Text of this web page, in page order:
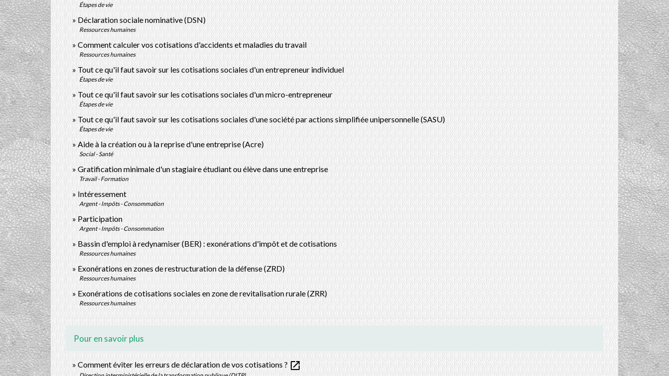
Étapes de vie
Déclaration sociale nominative (DSN)
Ressources humaines
Comment calculer vos cotisations d'accidents et maladies du travail
Ressources humaines
Tout ce qu'il faut savoir sur les cotisations sociales d'un entrepreneur individuel
Étapes de vie
Tout ce qu'il faut savoir sur les cotisations sociales d'un micro-entrepreneur
Étapes de vie
Tout ce qu'il faut savoir sur les cotisations sociales d'une société par actions simplifiée unipersonnelle (SASU)
Étapes de vie
Aide à la création ou à la reprise d'une entreprise (Acre)
Social - Santé
Gratification minimale d'un stagiaire étudiant ou élève dans une entreprise
Travail - Formation
Intéressement
Argent - Impôts - Consommation
Participation
Argent - Impôts - Consommation
Bassin d'emploi à redynamiser (BER) : exonérations d'impôt et de cotisations
Ressources humaines
Exonérations en zones de restructuration de la défense (ZRD)
Ressources humaines
Exonérations de cotisations sociales en zone de revitalisation rurale (ZRR)
Ressources humaines
Pour en savoir plus
Comment éviter les erreurs de déclaration de vos cotisations ?open_in_new